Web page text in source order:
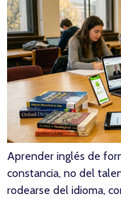
Aprender inglés de
constancia, no del
rodearse del idioma,